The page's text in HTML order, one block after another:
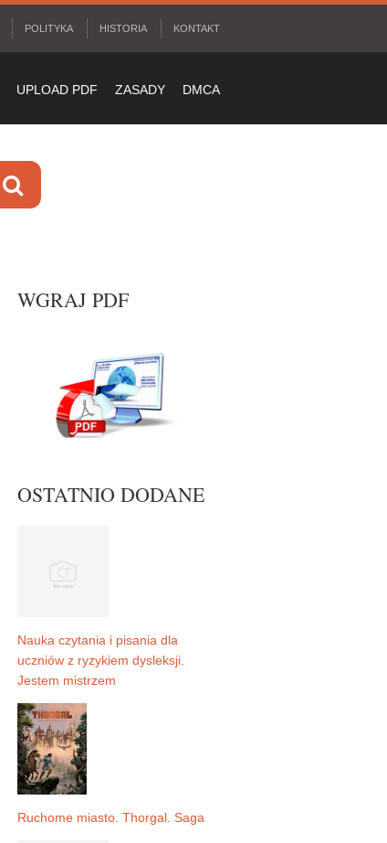
POLITYKA HISTORIA KONTAKT
UPLOAD PDF ZASADY DMCA
WGRAJ PDF
OSTATNIO DODANE
Nauka czytania i pisania dla
uczniów z ryzykiem dysleksji.
Jestem mistrzem
Ruchome miasto. Thorgal. Saga